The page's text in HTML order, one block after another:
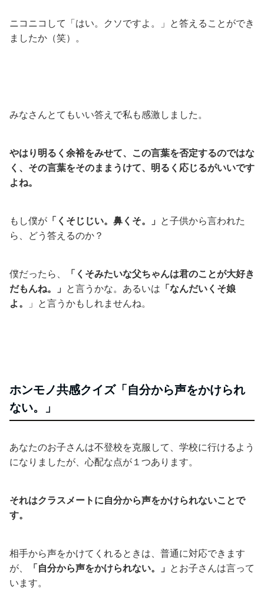
ニコニコして「はい。クソですよ。」と答えることができ
ましたか（笑）。
みなさんとてもいい答えで私も感激しました。
やはり明るく余裕をみせて、この言葉を否定するのではな
く、その言葉をそのままうけて、明るく応じるがいいです
よね。
もし僕が 「くそじじい。鼻くそ。」 と子供から言われた
ら、どう答えるのか？
僕だったら、
「くそみたいな父ちゃんは君のことが大好き
だもんね。」 と言うかな。あるいは 「なんだいくそ娘
よ。
」と言うかもしれませんね。
ホンモノ共感クイズ「自分から声をかけられ
ない。」
あなたのお子さんは不登校を克服して、学校に行けるよう
になりましたが、心配な点が１つあります。
それはクラスメートに自分から声をかけられないことで
す。
相手から声をかけてくれるときは、普通に対応できます
が、
「自分から声をかけられない。」 とお子さんは言って
います。